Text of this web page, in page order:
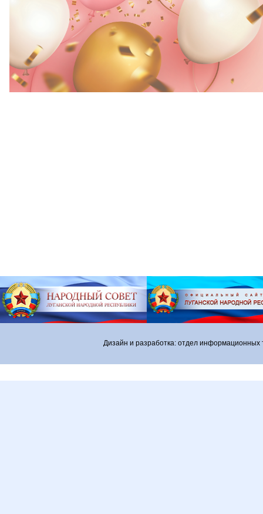
Дизайн и разработка: отдел информационных